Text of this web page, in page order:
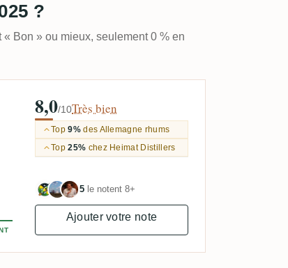
?
Bon » ou mieux, seulement 0 % en
8,0/10Très bien
Top9%des Allemagne rhums
Top25% chez Heimat Distillers
5 le notent 8+
Ajouter votre note